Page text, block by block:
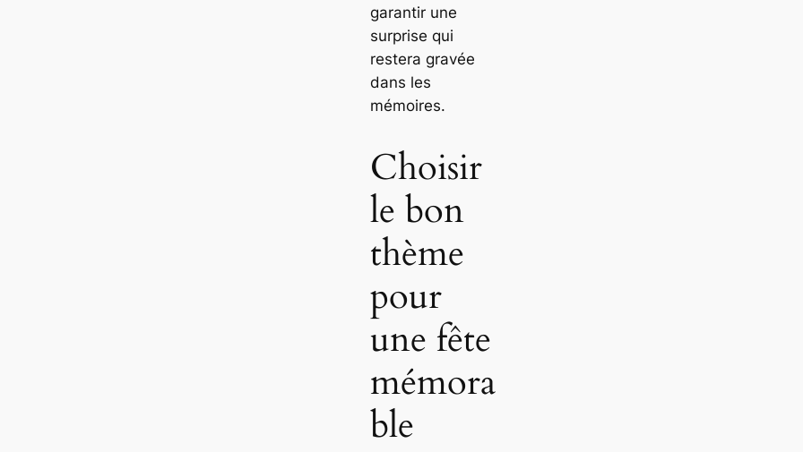
garantir une
surprise qui
restera gravée
dans les
mémoires.
Choisir
le bon
thème
pour
une fête
mémora
ble